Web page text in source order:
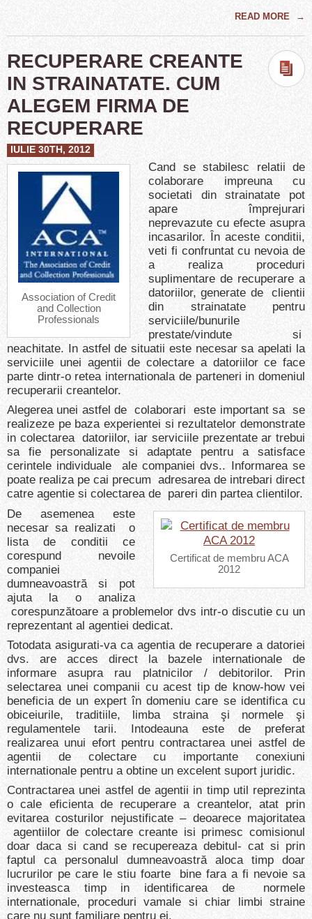
READ MORE →
RECUPERARE CREANTE
IN STRAINATATE. CUM
ALEGEM FIRMA DE
RECUPERARE
IULIE 30TH, 2012
Association of Credit
and Collection
Professionals
Cand se stabilesc relatii de
colaborare impreuna cu
societati din strainatate pot
apare împrejurari
neprevazute cu efecte asupra
incasarilor. În aceste conditii,
veti fi confruntat cu nevoia de
a realiza proceduri
suplimentare de recuperare a
datoriilor, generate de clientii
din strainatate pentru
serviciile/bunurile
prestate/vindute si
neachitate. In astfel de situatii este necesar sa apelati la
serviciile unei agentii de colectare a datoriilor ce face
parte dintr-o retea internationala de parteneri in domeniul
recuperarii creantelor.
Alegerea unei astfel de colaborari este important sa se
realizeze pe baza experientei si rezultatelor demonstrate
in colectarea datoriilor, iar serviciile prezentate ar trebui
sa fie personalizate si adaptate pentru a satisface
cerintele individuale ale companiei dvs.. Informarea se
poate realiza pe cai precum adresarea de intrebari direct
catre agentie si colectarea de pareri din partea clientilor.
Certificat de membru ACA
2012
De asemenea este
necesar sa realizati o
lista de conditii ce
corespund nevoile
companiei
dumneavoastră si pot
ajuta la o analiza
corespunzătoare a problemelor dvs intr-o discutie cu un
reprezentant al agentiei dedicat.
Totodata asigurati-va ca agentia de recuperare a datoriei
dvs. are acces direct la bazele internationale de
informare asupra rau platnicilor / debitorilor. Prin
selectarea unei companii cu acest tip de know-how vei
beneficia de un expert în domeniu care se identifica cu
obiceiurile, traditiile, limba straina şi normele şi
regulamentele tarii. Intodeauna este de preferat
realizarea unui efort pentru contractarea unei astfel de
agentii de colectare cu importante conexiuni
internationale pentru a obtine un excelent suport juridic.
Contractarea unei astfel de agentii in timp util reprezinta
o cale eficienta de recuperare a creantelor, atat prin
evitarea costurilor nejustificate – deoarece majoritatea
agentiilor de colectare creante isi primesc comisionul
doar daca si cand se recupereaza debitul- cat si prin
faptul ca personalul dumneavoastră aloca timp doar
lucrurilor pe care le stiu foarte bine fara a fi nevoie sa
investeasca timp in identificarea de normele
internationale, proceduri vamale si chiar limbi straine
care nu sunt familiare pentru ei.